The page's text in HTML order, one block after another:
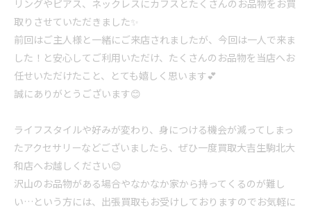
リングやピアス、ネックレスにカフスとたくさんのお品物をお買
取りさせていただきました✨
前回はご主人様と一緒にご来店されましたが、今回は一人で来ま
した！と安心してご利用いただけ、たくさんのお品物を当店へお
任せいただけたこと、とても嬉しく思います💕
誠にありがとうございます😊
ライフスタイルや好みが変わり、身につける機会が減ってしまっ
たアクセサリーなどございましたら、ぜひ一度買取大吉生駒北大
和店へお越しください😊
沢山のお品物がある場合やなかなか家から持ってくるのが難し
い…という方には、出張買取もお受けしておりますのでお気軽に